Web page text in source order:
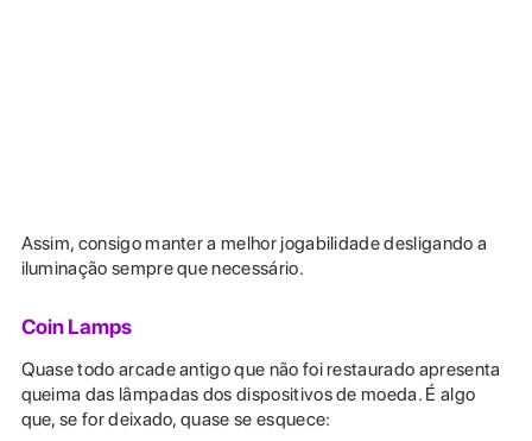
Assim, consigo manter a melhor jogabilidade desligando a
iluminação sempre que necessário.
Coin Lamps
Quase todo arcade antigo que não foi restaurado apresenta
queima das lâmpadas dos dispositivos de moeda. É algo
que, se for deixado, quase se esquece: